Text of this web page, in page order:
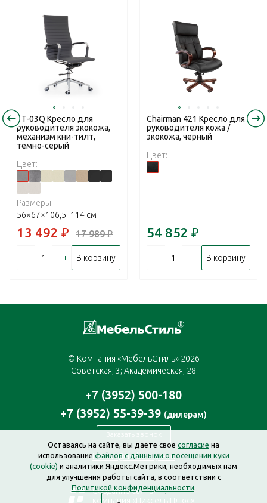
RT-03Q Кресло для
руководителя экокожа,
механизм кни-тилт,
темно-серый
Цвет:
Размеры:
56×67×106,5–114 см
13 492 ₽ 17 989₽
– + В корзину
Chairman 421 Кресло для
руководителя кожа /
экокожа, черный
Цвет:
54 852 ₽
– + В корзину
© Компания «МебельСтиль» 2026
Советская, 3; Академическая, 28
+7 (3952) 500-180
+7 (3952) 55-39-39 (дилерам)
Заказать звонок
irkutsk@mebelstyle.ru
Создание сайта —
компания «Пиксель Плюс»
Оставаясь на сайте, вы даете свое согласие на
использованиефайлов с данными о посещении куки
(cookie) и аналитики Яндекс.Метрики, необходимых нам
для улучшения работы сайта, в соответствии с
Политикой конфиденциальности.